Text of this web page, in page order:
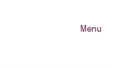
Menu